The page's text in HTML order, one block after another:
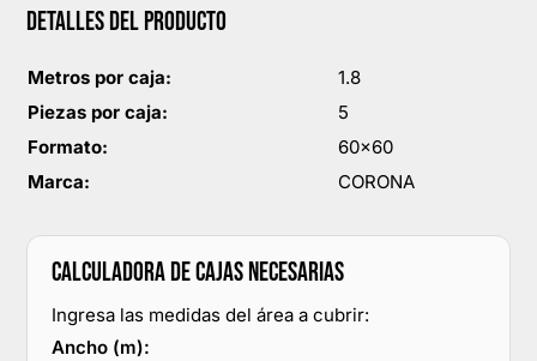
DETALLES DEL PRODUCTO
Metros por caja:
1.8
Piezas por caja:
5
Formato:
60x60
Marca:
CORONA
CALCULADORA DE CAJAS NECESARIAS
Ingresa las medidas del área a cubrir:
Ancho (m):